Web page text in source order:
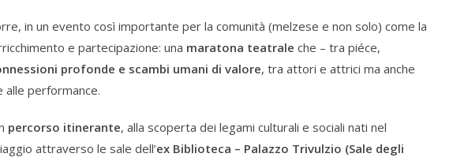
in un evento così importante per la comunità (melzese e non solo) come la
e partecipazione: una maratona teatrale che – tra piéce,
profonde e scambi umani di valore, tra attori e attrici ma anche
alle performance.
percorso itinerante, alla scoperta dei legami culturali e sociali nati nel
attraverso le sale dell’ex Biblioteca – Palazzo Trivulzio (Sale degli